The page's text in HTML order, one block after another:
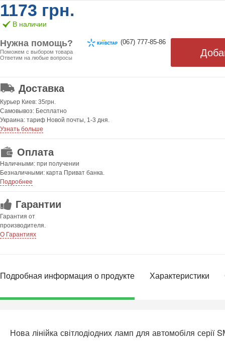
1173 грн.
В наличии
Нужна помощь?
Поможем с выбором товара
Ответим на любые вопросы
(067) 777-85-86
Доставка
Курьер Киев: 35грн.
Самовывоз: Бесплатно
Украина: тариф Новой почты, 1-3 дня.
Узнать больше
Оплата
Наличными: при получении
Безналичными: карта Приват банка.
Подробнее
Гарантии
Гарантия от
производителя.
О Гарантиях
Подробная информация о продукте Характеристики
Нова лінійка світлодіодних ламп для автомобіля серії